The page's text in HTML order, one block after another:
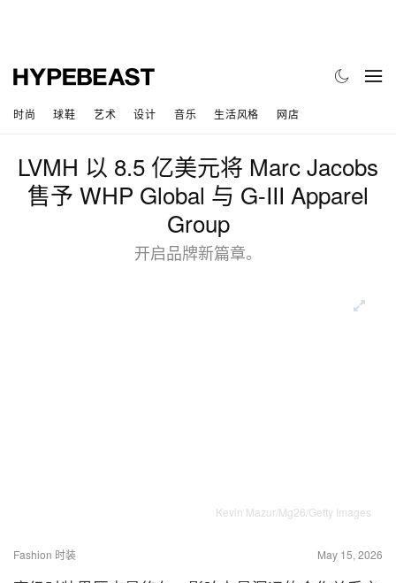
时尚 球鞋 艺术 设计 音乐 生活风格 网店
LVMH 以 8.5 亿美元将 Marc Jacobs
售予 WHP Global 与 G-III Apparel
Group
开启品牌新篇章。
Kevin Mazur/Mg26/Getty Images
Fashion 时装 May 15, 2026